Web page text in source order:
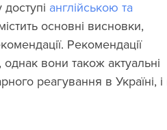
англійською та
основні висновки,
Рекомендації
вони також актуальні
реагування в Україні,